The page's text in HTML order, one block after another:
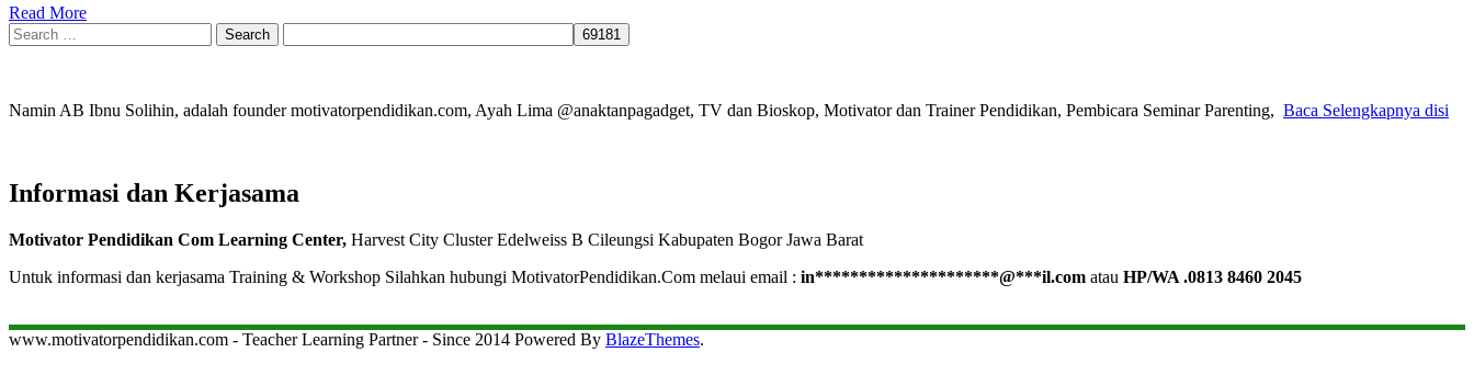
Read More
Search
for:
Namin AB Ibnu Solihin, adalah founder motivatorpendidikan.com, Ayah Lima @anaktanpagadget, TV dan Bioskop, Motivator dan Trainer Pendidikan, Pembicara Seminar Parenting, Baca Selengkapnya disi
Informasi dan Kerjasama
Motivator Pendidikan Com Learning Center, Harvest City Cluster Edelweiss B Cileungsi Kabupaten Bogor Jawa Barat
Untuk informasi dan kerjasama Training & Workshop Silahkan hubungi MotivatorPendidikan.Com melaui email : in*********************@***il.com atau HP/WA .0813 8460 2045
www.motivatorpendidikan.com - Teacher Learning Partner - Since 2014 Powered By BlazeThemes.